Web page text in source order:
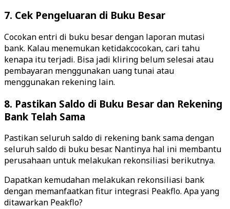
7. Cek Pengeluaran di Buku Besar
Cocokan entri di buku besar dengan laporan mutasi
bank. Kalau menemukan ketidakcocokan, cari tahu
kenapa itu terjadi. Bisa jadi kliring belum selesai atau
pembayaran menggunakan uang tunai atau
menggunakan rekening lain.
8. Pastikan Saldo di Buku Besar dan Rekening
Bank Telah Sama
Pastikan seluruh saldo di rekening bank sama dengan
seluruh saldo di buku besar. Nantinya hal ini membantu
perusahaan untuk melakukan rekonsiliasi berikutnya.
Dapatkan kemudahan melakukan rekonsiliasi bank
dengan memanfaatkan fitur integrasi Peakflo. Apa yang
ditawarkan Peakflo?